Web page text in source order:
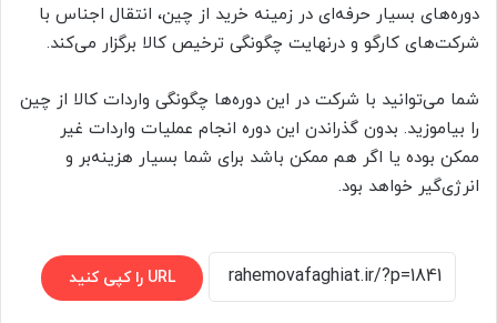
دوره‌های بسیار حرفه‌ای در زمینه خرید از چین، انتقال اجناس با
شرکت‌های کارگو و درنهایت چگونگی ترخیص کالا برگزار می‌کند.
شما می‌توانید با شرکت در این دوره‌ها چگونگی واردات کالا از چین
را بیاموزید. بدون گذراندن این دوره انجام عملیات واردات غیر
ممکن بوده یا اگر هم ممکن باشد برای شما بسیار هزینه‌بر و
انرژی‌گیر خواهد بود.
URL را کپی کنید